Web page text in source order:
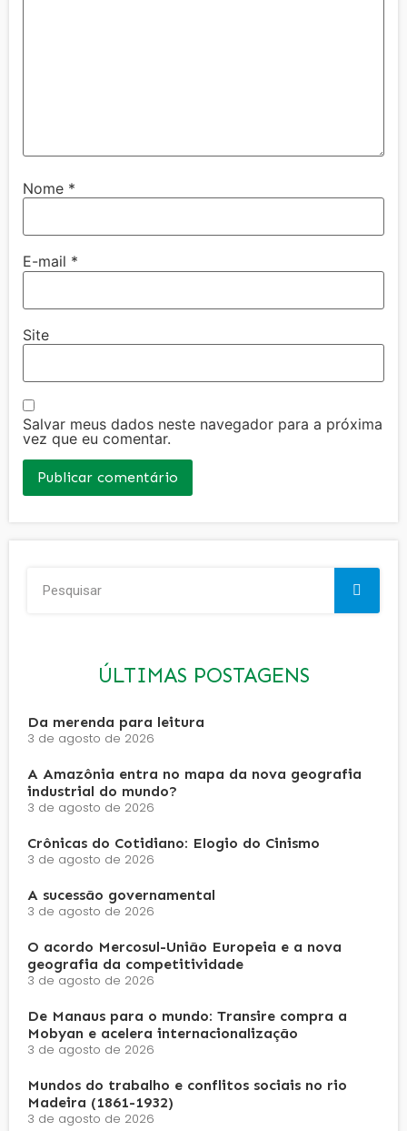
Nome *
E-mail *
Site
Salvar meus dados neste navegador para a próxima
vez que eu comentar.
ÚLTIMAS POSTAGENS
Da merenda para leitura
3 de agosto de 2026
A Amazônia entra no mapa da nova geografia
industrial do mundo?
3 de agosto de 2026
Crônicas do Cotidiano: Elogio do Cinismo
3 de agosto de 2026
A sucessão governamental
3 de agosto de 2026
O acordo Mercosul-União Europeia e a nova
geografia da competitividade
3 de agosto de 2026
De Manaus para o mundo: Transire compra a
Mobyan e acelera internacionalização
3 de agosto de 2026
Mundos do trabalho e conflitos sociais no rio
Madeira (1861-1932)
3 de agosto de 2026